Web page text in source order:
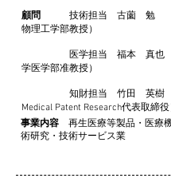
顧問 技術担当 古薗 勉 （
物理工学部​教授）
医学担当 福本 真也 （
学医学部准教授）​
知財担当 竹田 英樹 （
Medical Patent Research代表取締役
事業内容 再生医療等製品・医療
術研究・技術サービス業